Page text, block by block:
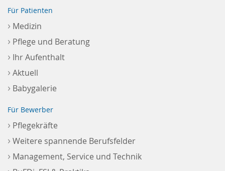
Für Patienten
› Medizin
› Pflege und Beratung
› Ihr Aufenthalt
› Aktuell
› Babygalerie
Für Bewerber
› Pflegekräfte
› Weitere spannende Berufsfelder
› Management, Service und Technik